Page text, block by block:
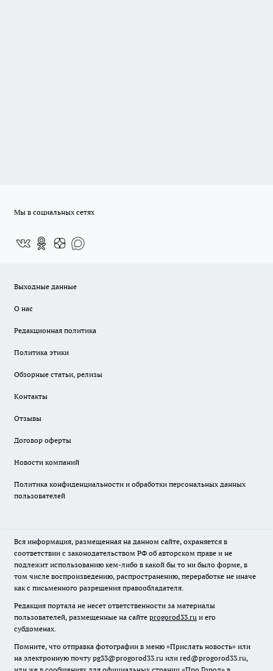
Мы в социальных сетях
Выходные данные
О нас
Редакционная политика
Политика этики
Обзорные статьи, релизы
Контакты
Отзывы
Договор оферты
Новости компаний
Политика конфиденциальности и обработки персональных данных
пользователей
Вся информация, размещенная на данном сайте, охраняется в
соответствии с законодательством РФ об авторском праве и не
подлежит использованию кем-либо в какой бы то ни было форме, в
том числе воспроизведению, распространению, переработке не иначе
как с письменного разрешения правообладателя.
Редакция портала не несет ответственности за материалы
пользователей, размещенные на сайте progorod33.ru и его
субдоменах.
Помните, что отправка фотографии в меню «Прислать новость» или
на электронную почту pg33@progorod33.ru или red@progorod33.ru,